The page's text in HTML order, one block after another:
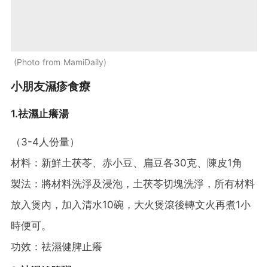
Photo from MamiDaily
小朋友濕疹食療
1.祛濕止癢湯
（3-4人份量）
材料：新鮮土茯苓、赤小豆、扁豆各30克、陳皮1角
製法：將材料洗淨及浸泡，土茯苓切塊洗淨，所有材料
放入煲內，加入清水10碗，大火煲滾後轉文火再煮1小
時便可。
功效：祛濕健脾止癢